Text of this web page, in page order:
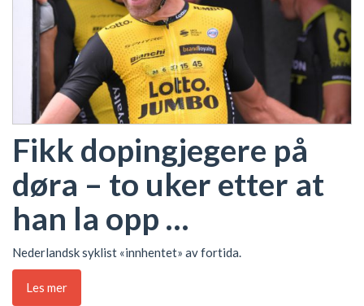
Fikk dopingjegere på
døra – to uker etter at
han la opp …
Nederlandsk syklist «innhentet» av fortida.
Les mer